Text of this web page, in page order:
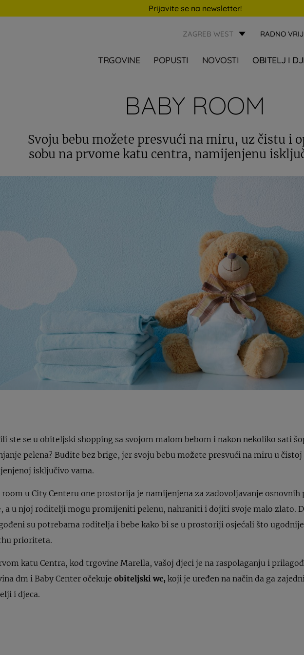
Prijavite se na newsletter!
ZAGREB WEST RADNO
TRGOVINE POPUSTI NOVOSTI OBITELJ I
BABY ROOM
Svoju bebu možete presvući na miru, uz čistu i
sobu na prvome katu centra, namijenjenu
ste se u obiteljski shopping sa svojom malom bebom i nakon nekoliko sati
pelena? Budite bez brige, jer svoju bebu možete presvući na miru u
isključivo vama.
room u City Centeru one prostorija je namijenjena za zadovoljavanje
a u njoj roditelji mogu promijeniti pelenu, nahraniti i dojiti svoje malo zlato.
su potrebama roditelja i bebe kako bi se u prostoriji osjećali što
prioriteta.
katu Centra, kod trgovine Marella, vašoj djeci je na raspolaganju i
dm i Baby Center očekujeobiteljski wc, koji je uređen na način da ga
i djeca.